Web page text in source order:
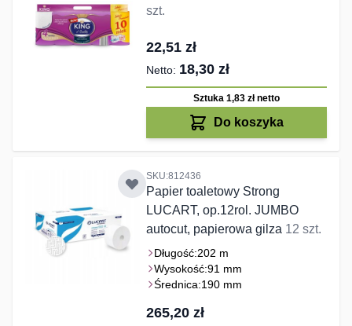
szt.
22,51 zł
18,30 zł
Sztuka 1,83 złnetto
Do koszyka
SKU:812436
Papier toaletowy Strong
LUCART, op.12rol. JUMBO
autocut, papierowa gilza 12 szt.
Długość:202 m
Wysokość:91 mm
Średnica:190 mm
265,20 zł